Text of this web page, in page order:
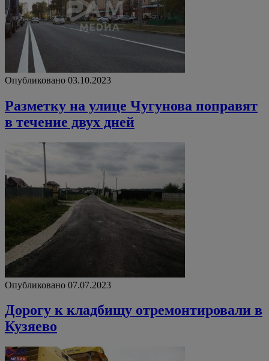
Опубликовано 03.10.2023
Разметку на улице Чугунова поправят
в течение двух дней
Опубликовано 07.07.2023
Дорогу к кладбищу отремонтировали в
Кузяево